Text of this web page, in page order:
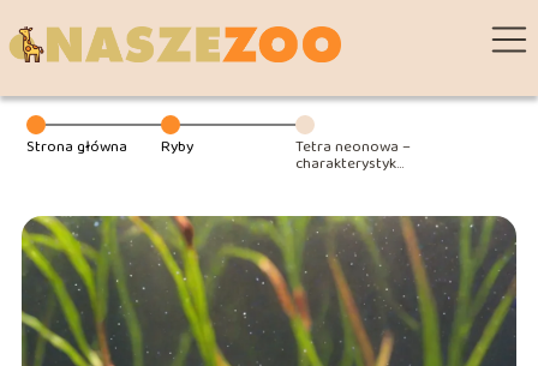
Strona główna Ryby Tetra neonowa –
charakterystyka
akwarium